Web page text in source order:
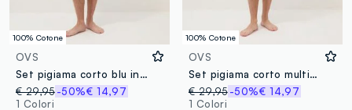
100% Cotone
OVS
Set pigiama corto blu in puro cotone organico con stampa Paul Frank regular fit
€ 29,95-50%€ 14,97
1 Colori
100% Cotone
OVS
Set pigiama corto multicolor in puro cotone organico con stampa Paul Frank regular fit
€ 29,95 -50%€ 14,97
1 Colori